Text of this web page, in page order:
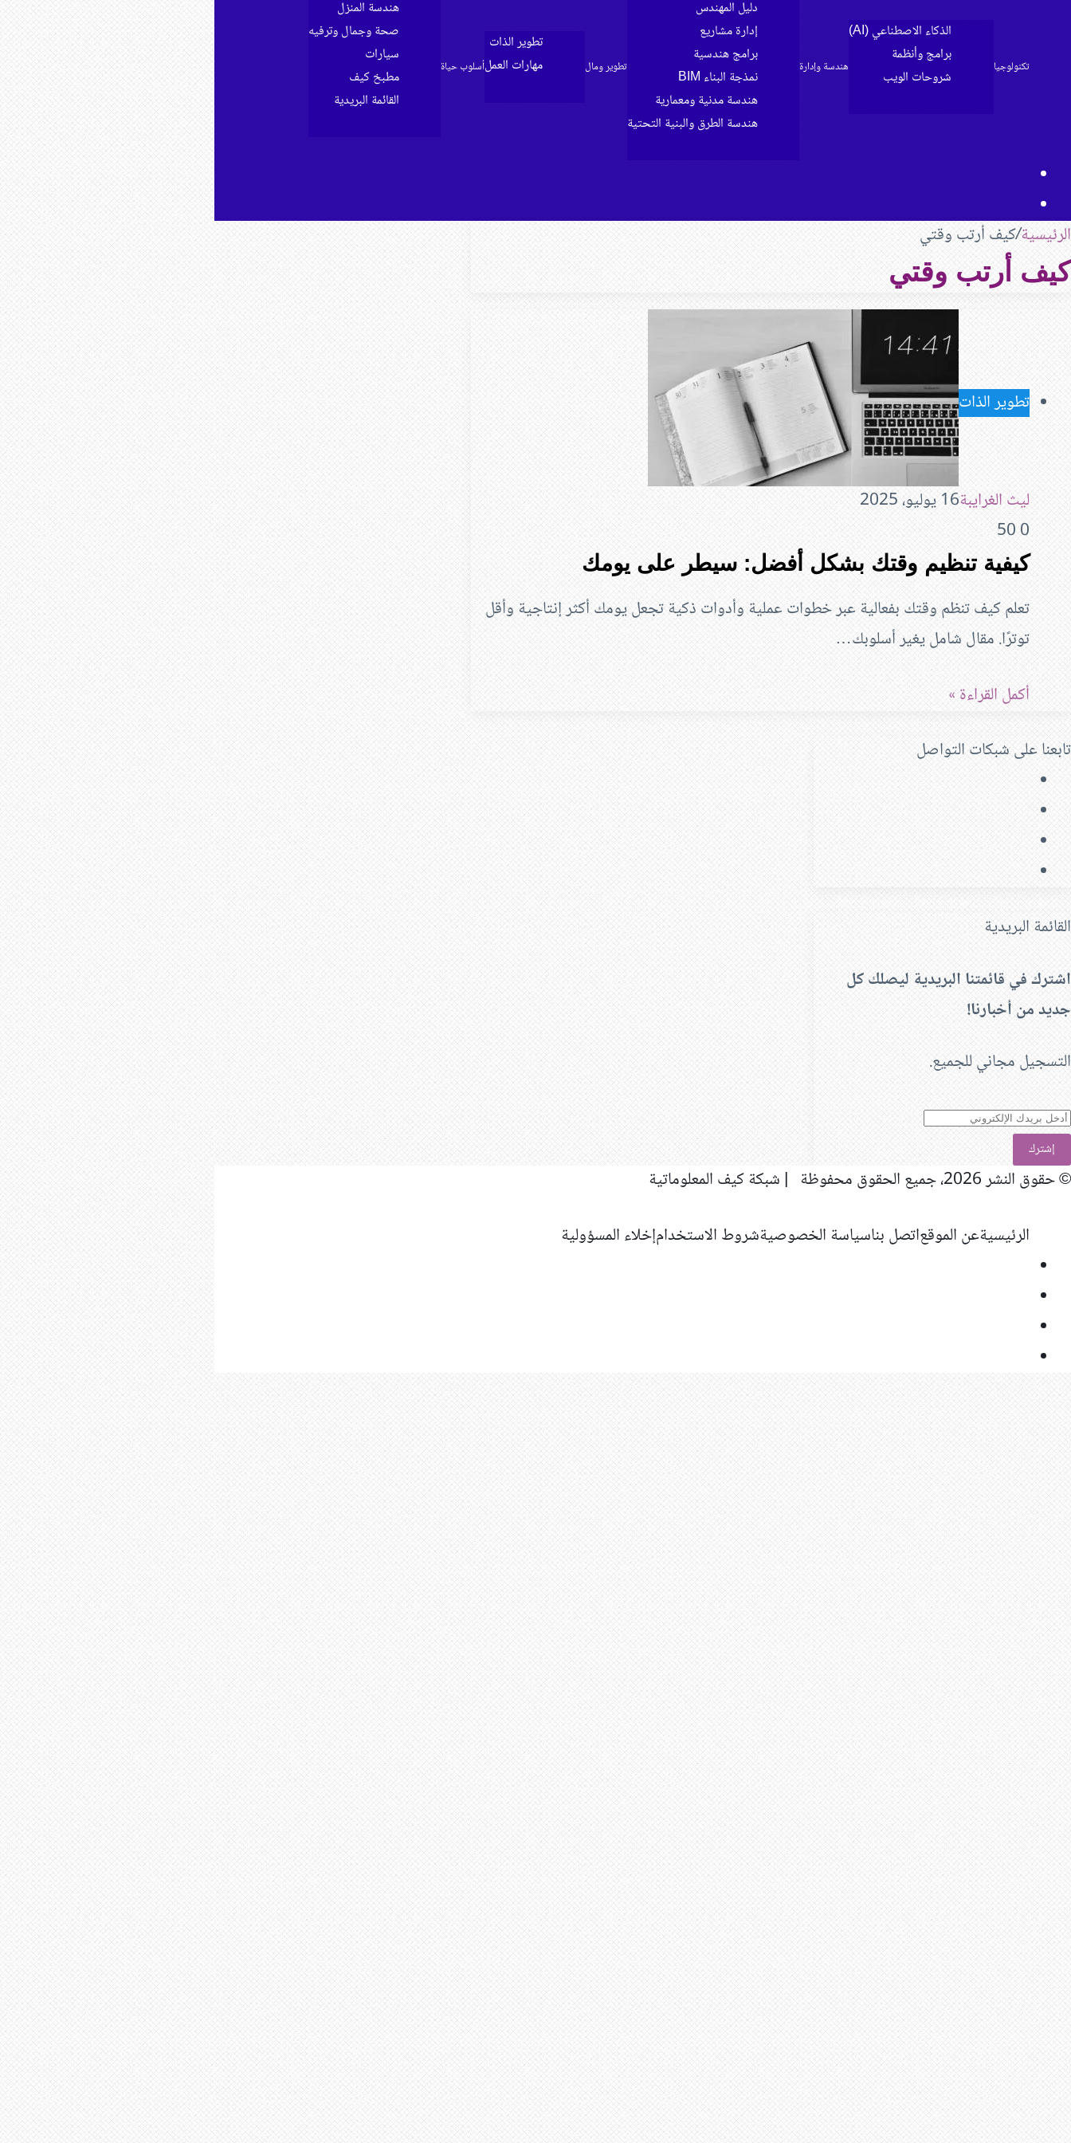
الرئيسية
تكنولوجيا
الذكاء الاصطناعي (AI)
برامج وأنظمة
شروحات الويب
هندسة وإدارة
دليل المهندس
إدارة مشاريع
برامج هندسية
نمذجة البناء BIM
هندسة مدنية ومعمارية
هندسة الطرق والبنية التحتية
تطوير ومال
تطوير الذات
مهارات العملأسلوب حياة
هندسة المنزل
صحة وجمال وترفيه
سيارات
مطبخ كيف
القائمة البريدية
عنالرئيسية/كيف أرتب وقتي
كيف أرتب وقتي
تطوير الذات
ليث الغرايبة16 يوليو، 2025
0
كيفية تنظيم وقتك بشكل أفضل: سيطر على يومك
تعلم كيف تنظم وقتك بفعالية عبر خطوات عملية وأدوات ذكية تجعل يومك أكثر إنتاجية وأقل
توترًا. مقال شامل يغير أسلوبك…
أكمل القراءة »
تابعنا على شبكات التواصل
القائمة البريدية
اشترك في قائمتنا البريدية ليصلك كل
جديد من أخبارنا!
التسجيل مجاني للجميع.
أدخل
بريدك
الإلكتروني
© حقوق النشر 2026، جميع الحقوق محفوظة | شبكة كيف المعلوماتية
الرئيسيةعن الموقعاتصل بناسياسة الخصوصيةشروط الاستخدامإخلاء المسؤولية